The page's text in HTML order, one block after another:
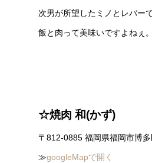
次男が所望したミノとレバー
飯と肉って美味いですよねぇ。
☆焼肉 和(かず)
〒812-0885 福岡県福岡市博
≫googleMapで開く